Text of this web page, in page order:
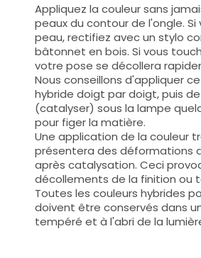
Appliquez la couleur sans
peaux du contour de l'ongle.
peau, rectifiez avec un stylo
bâtonnet en bois. Si vous
votre pose se décollera
Nous conseillons d'appliquer
hybride doigt par doigt, puis
(catalyser) sous la lampe
pour figer la matière.
Une application de la couleur
présentera des déformations
après catalysation. Ceci
décollements de la finition ou
Toutes les couleurs hybrides
doivent être conservés dans
tempéré et à l'abri de la